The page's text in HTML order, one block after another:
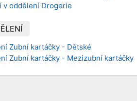
v oddělení Drogerie
Zubní kartáčky - Dětské
Zubní kartáčky - Mezizubní kartáčky